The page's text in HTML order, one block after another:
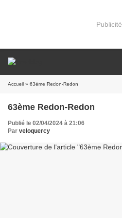
Publicité
Accueil » 63ème Redon-Redon
63ème Redon-Redon
Publié le 02/04/2024 à 21:06
Par veloquercy